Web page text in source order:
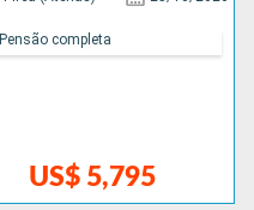
US$ 5,795
Pensão completa